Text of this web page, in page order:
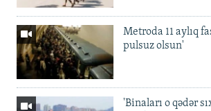
Metroda 11 aylıq
pulsuz olsun'
'Binaları o qədər